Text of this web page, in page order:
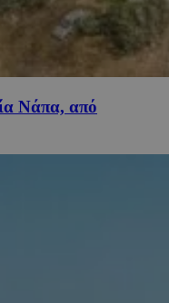
Νάπα, από